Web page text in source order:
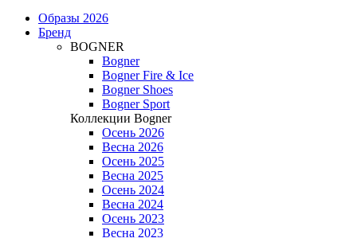
Образы 2026
Бренд
BOGNER
Bogner
Bogner Fire & Ice
Bogner Shoes
Bogner Sport
Коллекции Bogner
Осень 2026
Весна 2026
Осень 2025
Весна 2025
Осень 2024
Весна 2024
Осень 2023
Весна 2023